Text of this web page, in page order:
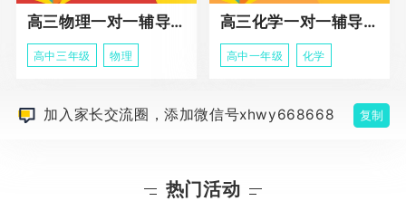
高三物理一对一辅导课程
高中三年级 物理
高三化学一对一辅导课程
高中一年级 化学
加入家长交流圈，添加微信号xhwy668668 复制
热门活动